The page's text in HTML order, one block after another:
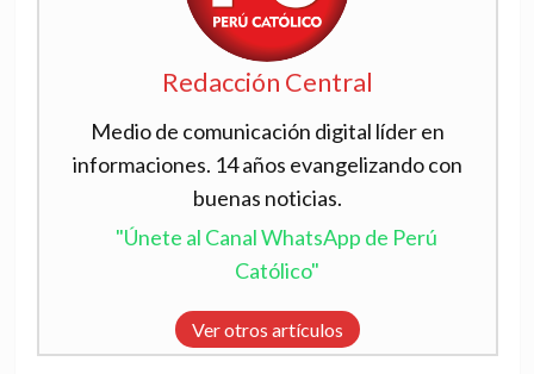
Redacción Central
Medio de comunicación digital líder en
informaciones. 14 años evangelizando con
buenas noticias.
"Únete al Canal WhatsApp de Perú
Católico"
Ver otros artículos